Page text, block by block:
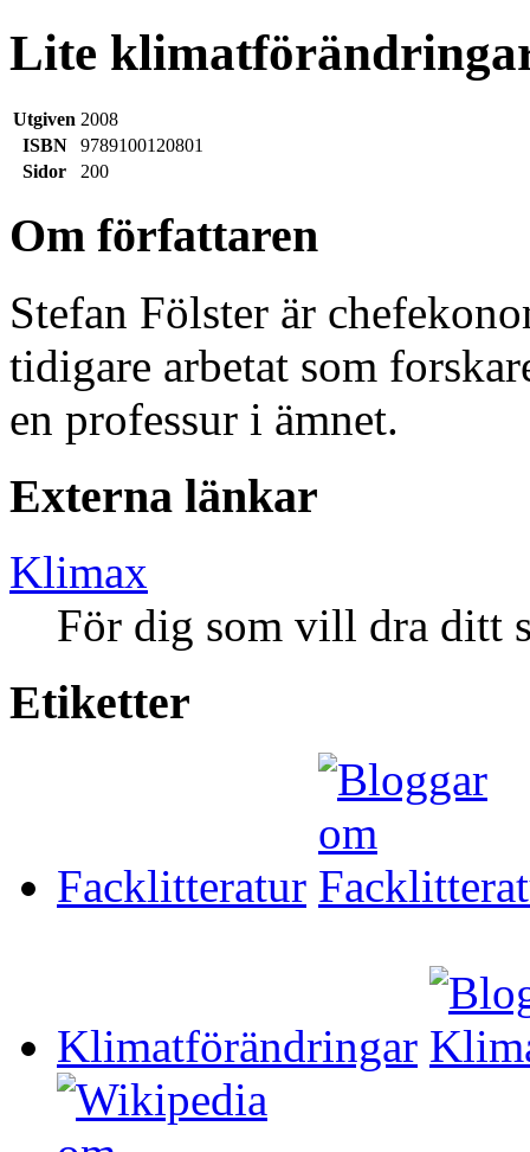
Lite
Utgiven 2008
ISBN
9789100120801
Sidor
200
Om författaren
Stefan Fölster är
tidigare arbetat som
en professur i ämnet.
Externa länkar
Klimax
För dig som vill dra ditt
Etiketter
Facklitteratur
Klimatförändringar